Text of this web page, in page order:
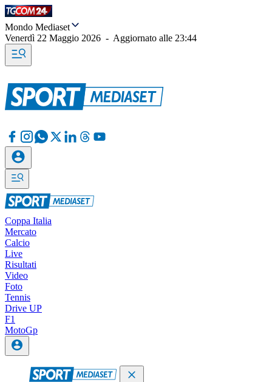
Mondo Mediaset
Venerdì 22 Maggio 2026 - Aggiornato alle 23:44
Coppa Italia
Mercato
Calcio
Live
Risultati
Video
Foto
Tennis
Drive UP
F1
MotoGp